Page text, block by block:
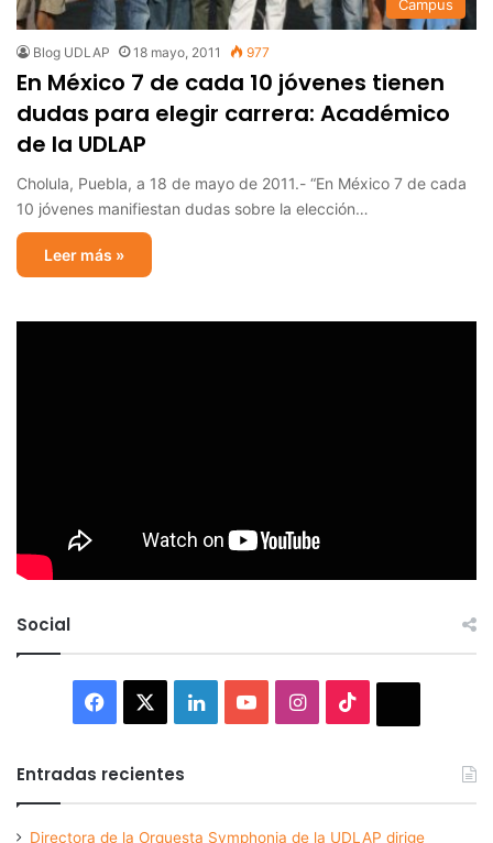
Campus
Blog UDLAP 18 mayo, 2011 977
En México 7 de cada 10 jóvenes tienen
dudas para elegir carrera: Académico
de la UDLAP
Cholula, Puebla, a 18 de mayo de 2011.- “En México 7 de cada
10 jóvenes manifiestan dudas sobre la elección…
Leer más »
Social
Facebook LinkedInYouTubeInstagram
Entradas recientes
Directora de la Orquesta Symphonia de la UDLAP dirige